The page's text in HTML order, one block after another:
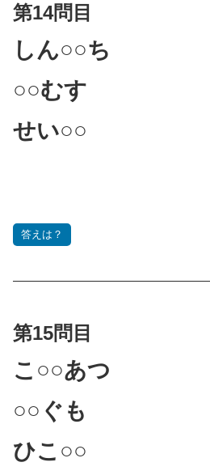
第14問目
しん○○ち
○○むす
せい○○
答えは？
第15問目
こ○○あつ
○○ぐも
ひこ○○